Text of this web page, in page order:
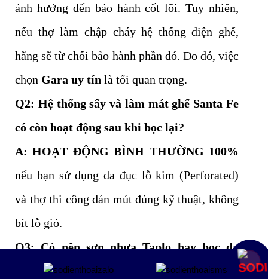
ảnh hưởng đến bảo hành cốt lõi. Tuy nhiên,
nếu thợ làm chập cháy hệ thống điện ghế,
hãng sẽ từ chối bảo hành phần đó. Do đó, việc
chọn Gara uy tín là tối quan trọng.
Q2: Hệ thống sấy và làm mát ghế Santa Fe
có còn hoạt động sau khi bọc lại?
A: HOẠT ĐỘNG BÌNH THƯỜNG 100%
nếu bạn sử dụng da đục lỗ kim (Perforated)
và thợ thi công dán mút đúng kỹ thuật, không
bít lỗ gió.
Q3: Có nên sơn nhựa Taplo hay bọc da
Taplo thì tốt hơn?Mua ngay